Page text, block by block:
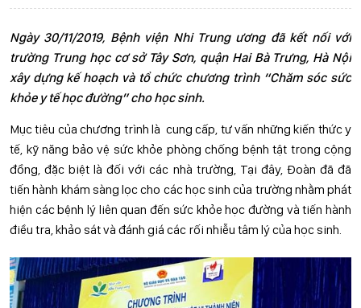
Ngày 30/11/2019, Bệnh viện Nhi Trung ương đã kết nối với
trường Trung học cơ sở Tây Sơn, quận Hai Bà Trưng, Hà Nội
xây dựng kế hoạch và tổ chức chương trình “Chăm sóc sức
khỏe y tế học đường” cho học sinh.
Mục tiêu của chương trình là cung cấp, tư vấn những kiến thức y
tế, kỹ năng bảo vệ sức khỏe phòng chống bệnh tật trong cộng
đồng, đặc biệt là đối với các nhà trường, Tại đây, Đoàn đã đã
tiến hành khám sàng lọc cho các học sinh của trường nhằm phát
hiện các bệnh lý liên quan đến sức khỏe học đường và tiến hành
điều tra, khảo sát và đánh giá các rối nhiễu tâm lý của học sinh.